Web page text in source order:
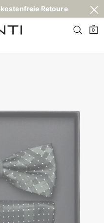
Retoure
0